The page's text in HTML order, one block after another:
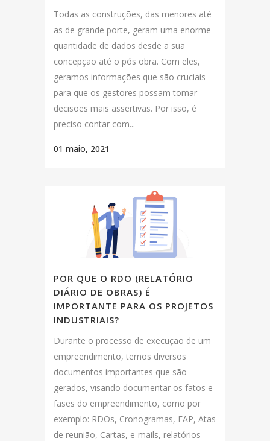
Todas as construções, das menores até
as de grande porte, geram uma enorme
quantidade de dados desde a sua
concepção até o pós obra. Com eles,
geramos informações que são cruciais
para que os gestores possam tomar
decisões mais assertivas. Por isso, é
preciso contar com...
01 maio, 2021
POR QUE O RDO (RELATÓRIO
DIÁRIO DE OBRAS) É
IMPORTANTE PARA OS PROJETOS
INDUSTRIAIS?
Durante o processo de execução de um
empreendimento, temos diversos
documentos importantes que são
gerados, visando documentar os fatos e
fases do empreendimento, como por
exemplo: RDOs, Cronogramas, EAP, Atas
de reunião, Cartas, e-mails, relatórios